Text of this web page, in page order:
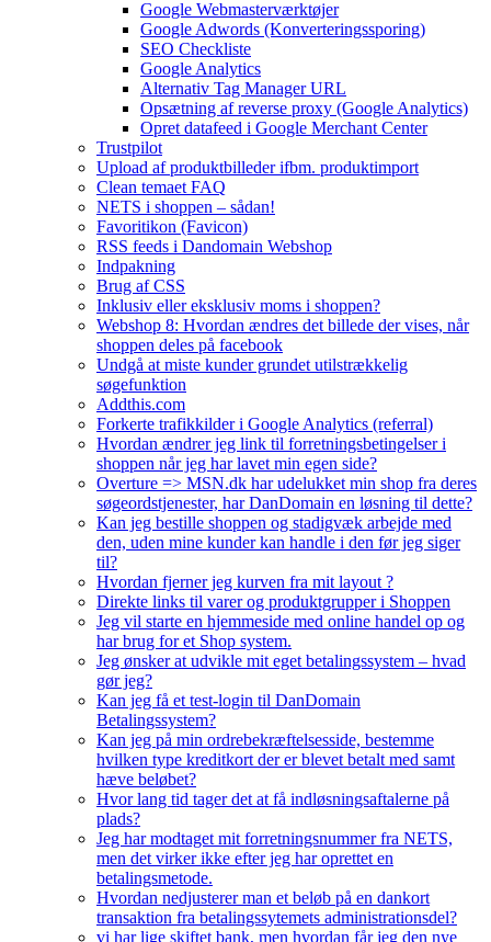
Google Webmasterværktøjer
Google Adwords (Konverteringssporing)
SEO Checkliste
Google Analytics
Alternativ Tag Manager URL
Opsætning af reverse proxy (Google Analytics)
Opret datafeed i Google Merchant Center
Trustpilot
Upload af produktbilleder ifbm. produktimport
Clean temaet FAQ
NETS i shoppen – sådan!
Favoritikon (Favicon)
RSS feeds i Dandomain Webshop
Indpakning
Brug af CSS
Inklusiv eller eksklusiv moms i shoppen?
Webshop 8: Hvordan ændres det billede der vises, når
shoppen deles på facebook
Undgå at miste kunder grundet utilstrækkelig
søgefunktion
Addthis.com
Forkerte trafikkilder i Google Analytics (referral)
Hvordan ændrer jeg link til forretningsbetingelser i
shoppen når jeg har lavet min egen side?
Overture => MSN.dk har udelukket min shop fra deres
søgeordstjenester, har DanDomain en løsning til dette?
Kan jeg bestille shoppen og stadigvæk arbejde med
den, uden mine kunder kan handle i den før jeg siger
til?
Hvordan fjerner jeg kurven fra mit layout ?
Direkte links til varer og produktgrupper i Shoppen
Jeg vil starte en hjemmeside med online handel op og
har brug for et Shop system.
Jeg ønsker at udvikle mit eget betalingssystem – hvad
gør jeg?
Kan jeg få et test-login til DanDomain
Betalingssystem?
Kan jeg på min ordrebekræftelsesside, bestemme
hvilken type kreditkort der er blevet betalt med samt
hæve beløbet?
Hvor lang tid tager det at få indløsningsaftalerne på
plads?
Jeg har modtaget mit forretningsnummer fra NETS,
men det virker ikke efter jeg har oprettet en
betalingsmetode.
Hvordan nedjusterer man et beløb på en dankort
transaktion fra betalingssytemets administrationsdel?
vi har lige skiftet bank, men hvordan får jeg den nye